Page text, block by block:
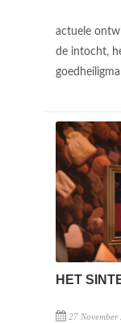
actuele
de intocht,
HET
27 November